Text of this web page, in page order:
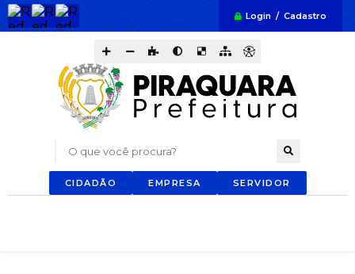
Login / Cadastro
O que você procura?
CIDADÃO EMPRESA SERVIDOR